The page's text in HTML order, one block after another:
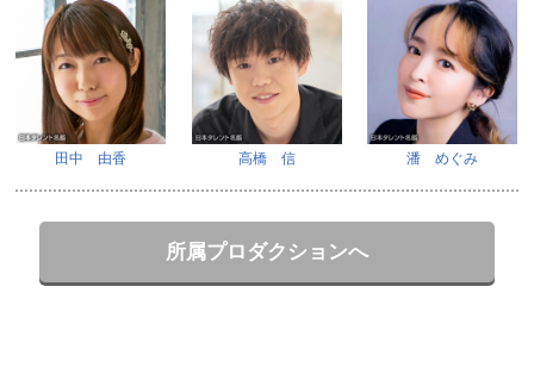
田中 由香 高橋 信 潘 めぐみ
所属プロダクションへ